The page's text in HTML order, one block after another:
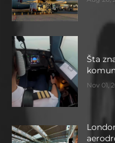
Šta
Nov 01,